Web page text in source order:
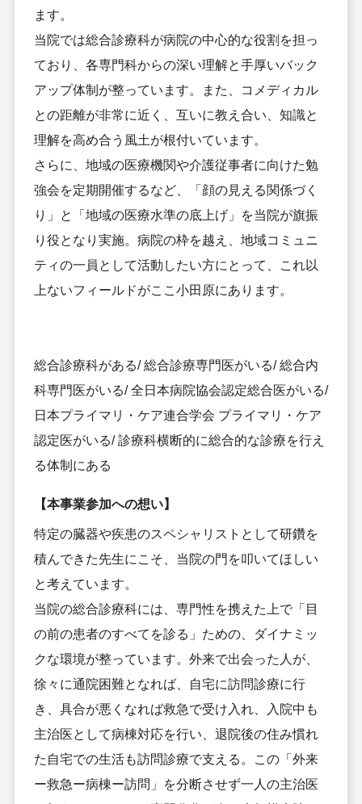
ます。
当院では総合診療科が病院の中心的な役割を担っ
ており、各専門科からの深い理解と手厚いバック
アップ体制が整っています。また、コメディカル
との距離が非常に近く、互いに教え合い、知識と
理解を高め合う風土が根付いています。
さらに、地域の医療機関や介護従事者に向けた勉
強会を定期開催するなど、「顔の見える関係づく
り」と「地域の医療水準の底上げ」を当院が旗振
り役となり実施。病院の枠を越え、地域コミュニ
ティの一員として活動したい方にとって、これ以
上ないフィールドがここ小田原にあります。
総合診療科がある/ 総合診療専門医がいる/ 総合内
科専門医がいる/ 全日本病院協会認定総合医がいる/
日本プライマリ・ケア連合学会 プライマリ・ケア
認定医がいる/ 診療科横断的に総合的な診療を行え
る体制にある
【本事業参加への想い】
特定の臓器や疾患のスペシャリストとして研鑽を
積んできた先生にこそ、当院の門を叩いてほしい
と考えています。
当院の総合診療科には、専門性を携えた上で「目
の前の患者のすべてを診る」ための、ダイナミッ
クな環境が整っています。外来で出会った人が、
徐々に通院困難となれば、自宅に訪問診療に行
き、具合が悪くなれば救急で受け入れ、入院中も
主治医として病棟対応を行い、退院後の住み慣れ
た自宅での生活も訪問診療で支える。この「外来
ー救急ー病棟ー訪問」を分断させず一人の主治医